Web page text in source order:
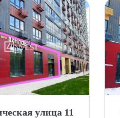
улица 11